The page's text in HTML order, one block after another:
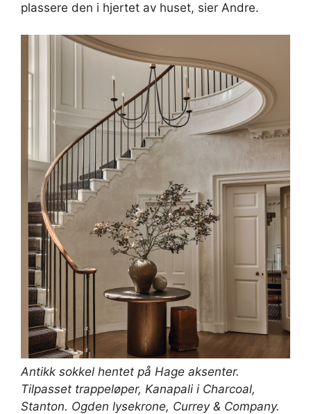
plassere den i hjertet av huset, sier Andre.
Antikk sokkel hentet på Hage aksenter.
Tilpasset trappeløper, Kanapali i Charcoal,
Stanton. Ogden lysekrone, Currey & Company.